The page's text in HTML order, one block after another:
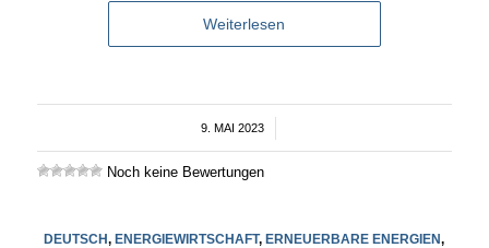
Weiterlesen
9. MAI 2023
/
Noch keine Bewertungen
DEUTSCH,ENERGIEWIRTSCHAFT,ERNEUERBARE ENERGIEN,